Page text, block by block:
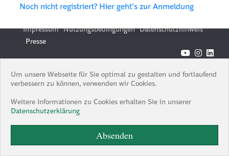
Noch nicht registriert? Hier geht’s zur Anmeldung
Impressum Nutzungsbedingungen Datenschutzhinweis
Presse
Boston Consulting Group is an Equal Opportunity Employer. All
qualified applicants will receive consideration for employment
gender identity / expression, national origin, protected veteran
status, or any other characteristic protected under federal, state or
local law, where applicable, and those with criminal histories will be
considered in a manner consistent with applicable state and local
laws.
Um unsere Webseite für Sie optimal zu gestalten und fortlaufend
verbessern zu können, verwenden wir Cookies.
Weitere Informationen zu Cookies erhalten Sie in unserer
Datenschutzerklärung
Absenden